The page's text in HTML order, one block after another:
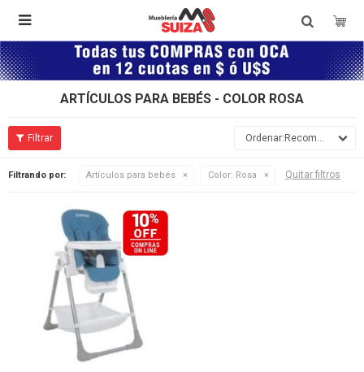

ARTÍCULOS PARA BEBÉS - COLOR ROSA
Recomendados
Filtrando por: Artículos para bebés Color: Rosa Quitar filtros